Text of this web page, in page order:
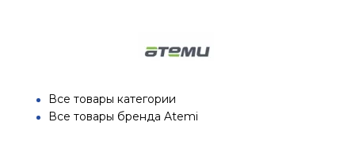
Все товары категории
Все товары бренда Atemi